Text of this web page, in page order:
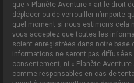
que « Planète Aventure » ait le droit
déplacer ou de verrouiller n’importe
quel moment si nous estimons cela
vous acceptez que toutes les
soient enregistrées dans notre base
informations ne seront pas
consentement, ni « Planète Aventure
comme responsables en cas de